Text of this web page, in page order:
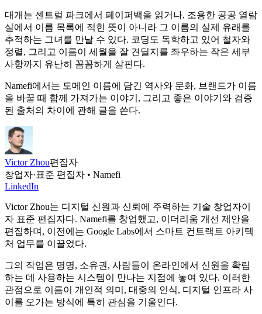
대개는 센트럴 파크에서 페이퍼백을 읽거나, 조용한 공공 열람
실에서 이름 목록에 적힌 뜻이 아니라 그 이름의 실제 유래를
추적하는 그녀를 만날 수 있다. 코딩도 독학하고 있어 철자와
정렬, 그리고 이름이 세월을 잘 견딜지를 좌우하는 작은 세부
사항까지 유난히 꼼꼼하게 살핀다.
Namefi에서는 도메인 이름에 담긴 역사와 문화, 브랜드가 이름
을 바꿀 때 함께 가져가는 이야기, 그리고 좋은 이야기와 검증
된 출처의 차이에 관해 글을 쓴다.
Victor Zhou편집자
창업자·표준 편집자 • Namefi
LinkedIn
Victor Zhou는 디지털 신원과 신뢰에 주력하는 기술 창업자이
자 표준 편집자다. Namefi를 창업했고, 이더리움 개선 제안을
편집하며, 이전에는 Google Labs에서 스마트 컨트랙트 아키텍
처 업무를 이끌었다.
그의 작업은 명명, 소유권, 사람들이 온라인에서 신원을 확립
하는 데 사용하는 시스템이 만나는 지점에 놓여 있다. 이러한
관점으로 이름이 개인적 의미, 대중의 인식, 디지털 인프라 사
이를 오가는 방식에 특히 관심을 기울인다.